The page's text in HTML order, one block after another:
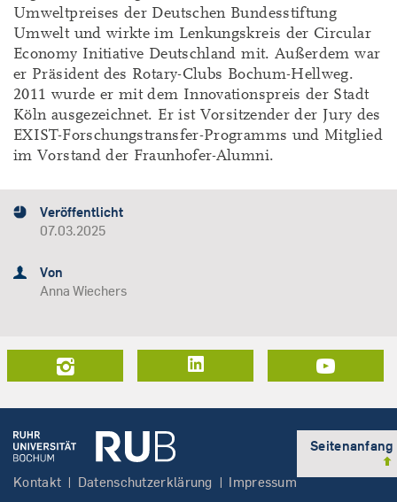
Umweltpreises der Deutschen Bundesstiftung
Umwelt und wirkte im Lenkungskreis der Circular
Economy Initiative Deutschland mit. Außerdem war
er Präsident des Rotary-Clubs Bochum-Hellweg.
2011 wurde er mit dem Innovationspreis der Stadt
Köln ausgezeichnet. Er ist Vorsitzender der Jury des
EXIST-Forschungstransfer-Programms und Mitglied
im Vorstand der Fraunhofer-Alumni.
Veröffentlicht
07.03.2025
Von
Anna Wiechers
Kontakt Datenschutzerklärung Impressum
Seitenanfang